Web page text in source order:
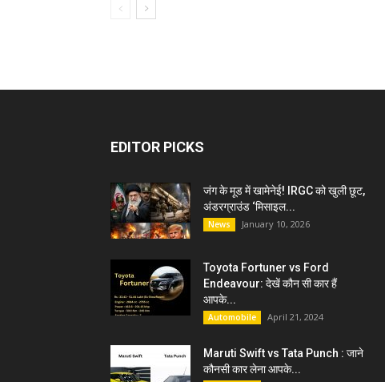
EDITOR PICKS
जंग के मूड में खामेनेई! IRGC को खुली छूट,
अंडरग्राउंड ‘मिसाइल...
News January 10, 2026
Toyota Fortuner vs Ford
Endeavour: देखें कौन सी कार हैं
आपके...
Automobile April 21, 2024
Maruti Swift vs Tata Punch : जाने
कौनसी कार लेना आपके...